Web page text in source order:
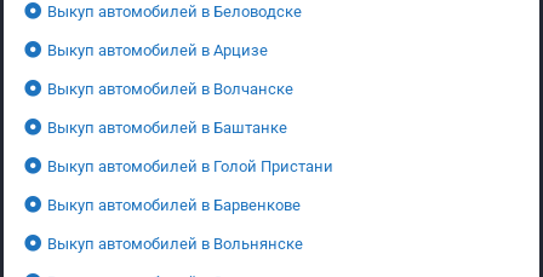
Выкуп автомобилей в Беловодске
Выкуп автомобилей в Арцизе
Выкуп автомобилей в Волчанске
Выкуп автомобилей в Баштанке
Выкуп автомобилей в Голой Пристани
Выкуп автомобилей в Барвенкове
Выкуп автомобилей в Вольнянске